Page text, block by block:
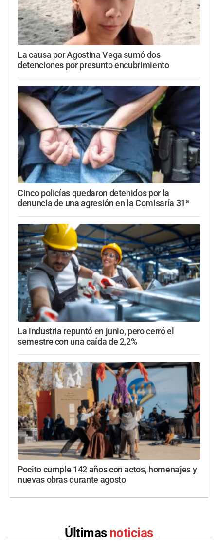
La causa por Agostina Vega sumó dos
detenciones por presunto encubrimiento
Cinco policías quedaron detenidos por la
denuncia de una agresión en la Comisaría 31ª
La industria repuntó en junio, pero cerró el
semestre con una caída de 2,2%
Pocito cumple 142 años con actos, homenajes y
nuevas obras durante agosto
Últimas noticias